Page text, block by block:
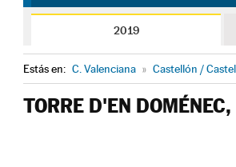
2019
Estás en: C. Valenciana » Castellón /
TORRE D'EN